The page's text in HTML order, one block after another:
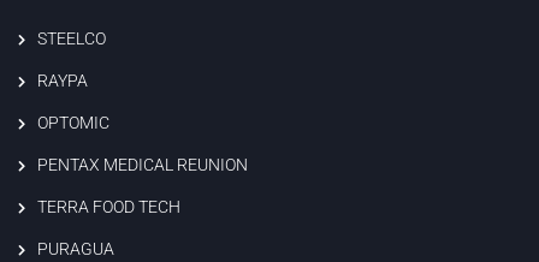
STEELCO
RAYPA
OPTOMIC
PENTAX MEDICAL REUNION
TERRA FOOD TECH
PURAGUA